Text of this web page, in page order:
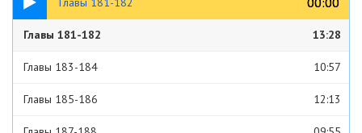
Главы 181-182 13:28
Главы 183-184 10:57
Главы 185-186 12:13